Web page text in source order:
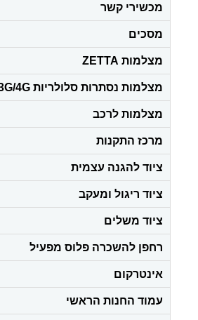
מכשירי קשר
מסכים
מצלמות ZETTA
מצלמות נסתרות סלולריות 3G/4G
מצלמות לרכב
מרכז התקנות
ציוד להגנה עצמית
ציוד ריגול ומעקב
ציוד משלים
רחפן להשכרה פלוס מפעיל
אינטרקום
עמוד החנות הראשי